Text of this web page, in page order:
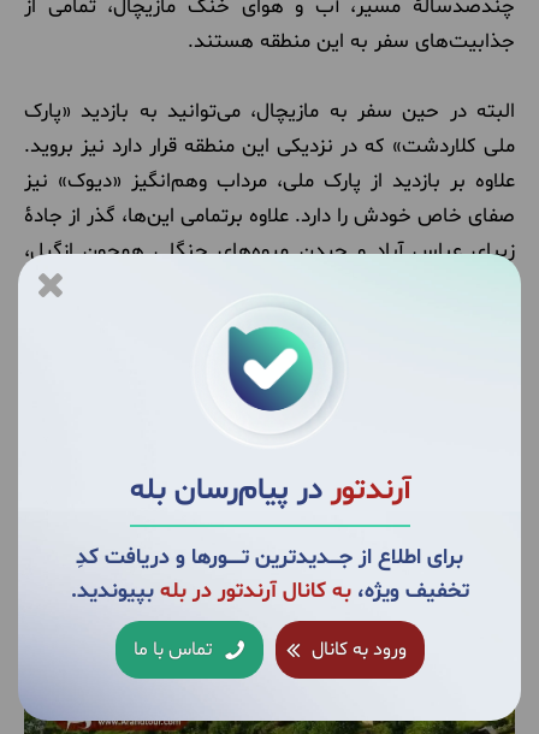
آرندتوردر پیام‌رسان بله
برای اطلاع از جــــدیدترین تــــــورها و دریافت کدِ
تخفیف ویژه،به کانال آرندتور در بله بپیوندید.
ورود به کانال تماس با ما
چندصدسالۀ مسیر، آب و هوای خنک مازیچال، تمامی از
جذابیت‌های سفر به این منطقه هستند.
البته در حین سفر به مازیچال، می‌توانید به بازدید «پارک
ملی کلاردشت» که در نزدیکی این منطقه قرار دارد نیز بروید.
علاوه بر بازدید از پارک ملی، مرداب وهم‌انگیز «دیوک» نیز
صفای خاص خودش را دارد. علاوه برتمامی این‌ها، گذر از جادۀ
زیبای عباس آباد و چیدن میوه‌های جنگلی همچون ازگیل،
تمشک، انار و تمشک نیز صفای مسیر و منطقه را دوچندان